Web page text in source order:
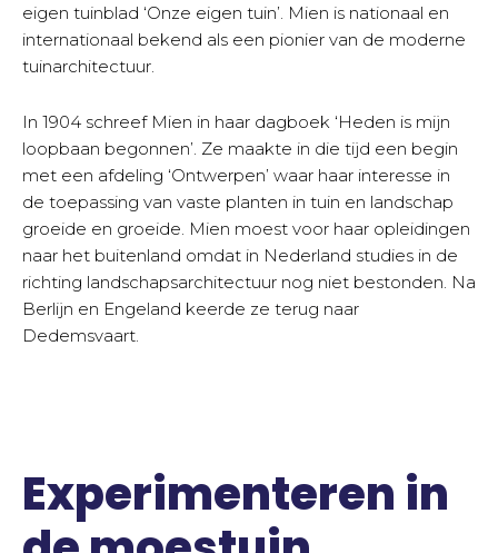
eigen tuinblad ‘Onze eigen tuin’. Mien is nationaal en
internationaal bekend als een pionier van de moderne
tuinarchitectuur.
In 1904 schreef Mien in haar dagboek ‘Heden is mijn
loopbaan begonnen’. Ze maakte in die tijd een begin
met een afdeling ‘Ontwerpen’ waar haar interesse in
de toepassing van vaste planten in tuin en landschap
groeide en groeide. Mien moest voor haar opleidingen
naar het buitenland omdat in Nederland studies in de
richting landschapsarchitectuur nog niet bestonden. Na
Berlijn en Engeland keerde ze terug naar
Dedemsvaart.
Experimenteren in